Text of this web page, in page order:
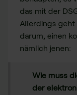
das mit der
Allerdings geht
darum, einen
nämlich jenen:
Wie muss
der